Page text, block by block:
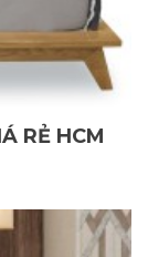
RẺ HCM